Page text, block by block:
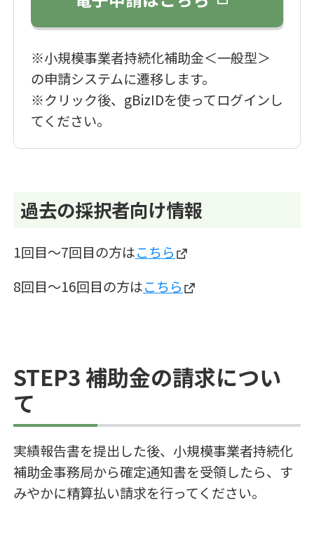
※小規模事業者持続化補助金＜一般型＞
の申請システムに遷移します。
※クリック後、gBizIDを使ってログインし
てください。
過去の採択者向け情報
1回目～7回目の方はこちら
8回目～16回目の方はこちら
STEP3 補助金の請求につい
て
実績報告書を提出した後、小規模事業者持続化
補助金事務局から確定通知書を受領したら、す
みやかに精算払い請求を行ってください。